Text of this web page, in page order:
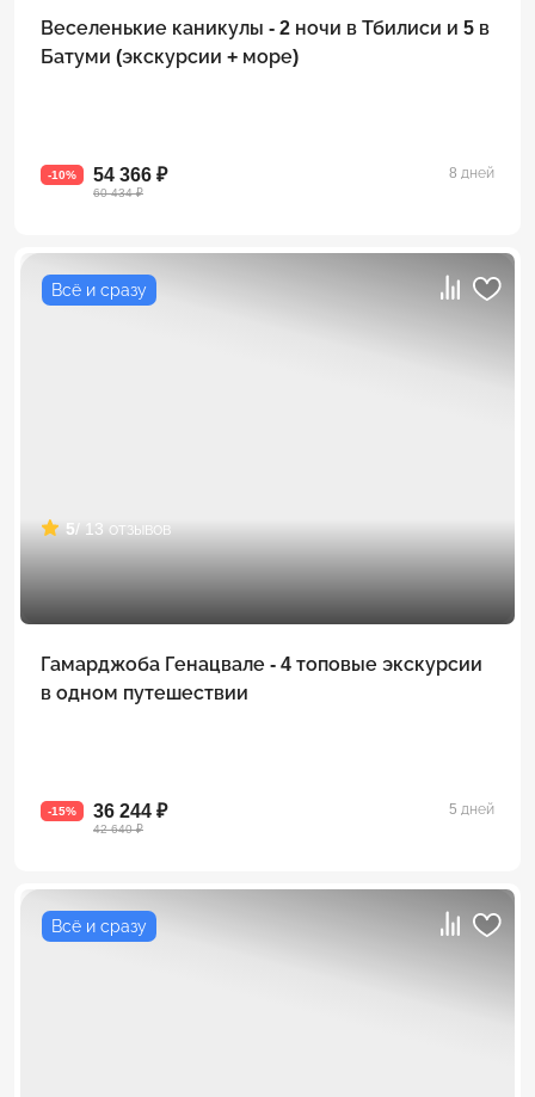
Веселенькие каникулы - 2 ночи в Тбилиси и 5 в
Батуми (экскурсии + море)
-10% 54 366 ₽
60 434 ₽
8 дней
Всё и сразу
5/ 13 отзывов
Гамарджоба Генацвале - 4 топовые экскурсии
в одном путешествии
-15% 36 244 ₽
42 640 ₽
5 дней
Всё и сразу